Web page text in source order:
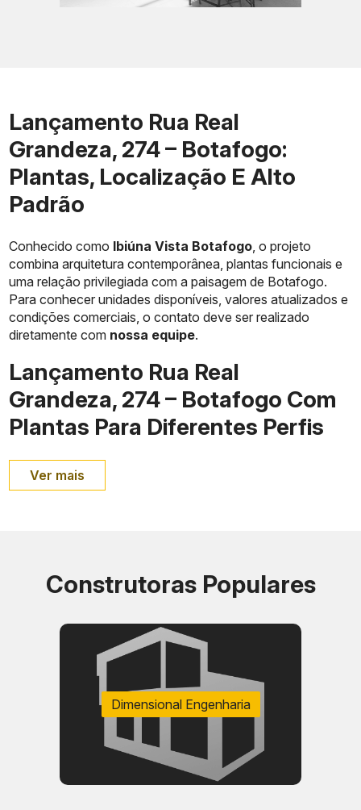
Lançamento Rua Real
Grandeza, 274 – Botafogo:
Plantas, Localização E Alto
Padrão
Conhecido como Ibiúna Vista Botafogo, o projeto
combina arquitetura contemporânea, plantas funcionais e
uma relação privilegiada com a paisagem de Botafogo.
Para conhecer unidades disponíveis, valores atualizados e
condições comerciais, o contato deve ser realizado
diretamente com nossa equipe.
Lançamento Rua Real
Grandeza, 274 – Botafogo Com
Plantas Para Diferentes Perfis
Rua Real Grandeza, 274, Botafogo
Zona Sul do Rio de Janeiro
Ver mais
Construtoras Populares
Dimensional Engenharia